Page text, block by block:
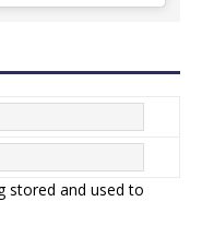
stored and used to